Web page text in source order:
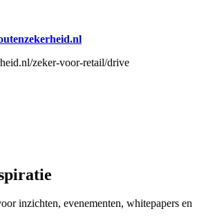
zeker-voor-retail/drive
inzichten, evenementen, whitepapers en